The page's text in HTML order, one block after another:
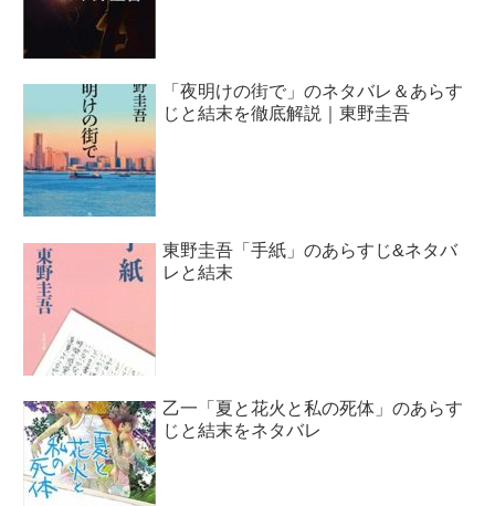
「夜明けの街で」のネタバレ＆あらす
じと結末を徹底解説｜東野圭吾
東野圭吾「手紙」のあらすじ&ネタバ
レと結末
乙一「夏と花火と私の死体」のあらす
じと結末をネタバレ